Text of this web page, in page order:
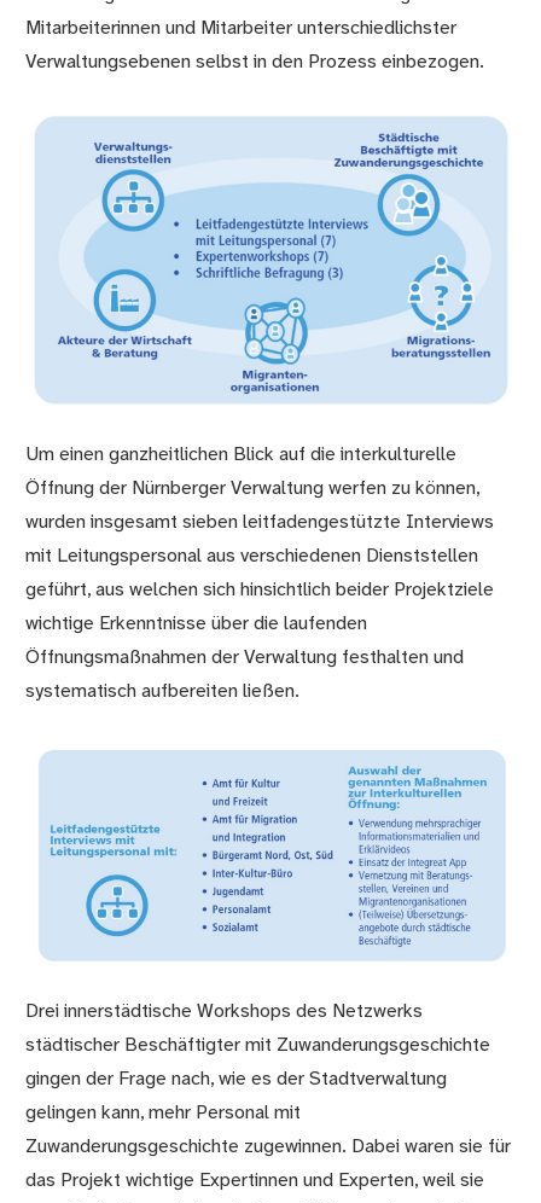
Mitarbeiterinnen und Mitarbeiter unterschiedlichster
Verwaltungsebenen selbst in den Prozess einbezogen.
Um einen ganzheitlichen Blick auf die interkulturelle
Öffnung der Nürnberger Verwaltung werfen zu können,
wurden insgesamt sieben leitfadengestützte Interviews
mit Leitungspersonal aus verschiedenen Dienststellen
geführt, aus welchen sich hinsichtlich beider Projektziele
wichtige Erkenntnisse über die laufenden
Öffnungsmaßnahmen der Verwaltung festhalten und
systematisch aufbereiten ließen.
Drei innerstädtische Workshops des Netzwerks
städtischer Beschäftigter mit Zuwanderungsgeschichte
gingen der Frage nach, wie es der Stadtverwaltung
gelingen kann, mehr Personal mit
Zuwanderungsgeschichte zugewinnen. Dabei waren sie für
das Projekt wichtige Expertinnen und Experten, weil sie